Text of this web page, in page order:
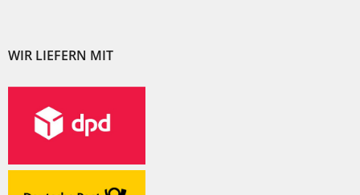
WIR LIEFERN MIT